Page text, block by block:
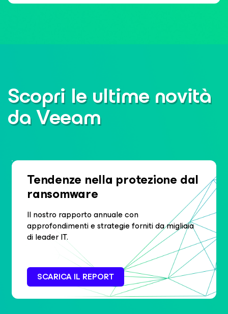
Scopri le ultime novità
da Veeam
Tendenze nella protezione dal
ransomware
Il nostro rapporto annuale con
approfondimenti e strategie forniti da migliaia
di leader IT.
SCARICA IL REPORT